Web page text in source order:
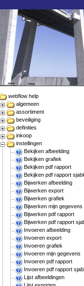
webflow help
algemeen
assortiment
beveiliging
definities
inkoop
instellingen
Bekijken afbeelding
Bekijken grafiek
Bekijken pdf rapport
Bekijken pdf rapport
Bijwerken afbeelding
Bijwerken export
Bijwerken grafiek
Bijwerken mijn gegevens
Bijwerken pdf rapport
Bijwerken pdf rapport
Invoeren afbeelding
Invoeren export
Invoeren grafiek
Invoeren mijn gegevens
Invoeren pdf rapport
Invoeren pdf rapport
Lijst afbeeldingen